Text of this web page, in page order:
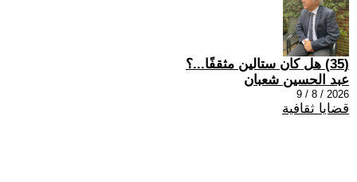
(35) هل كان ستالين مثقفًا...؟
عبد الحسين شعبان
2026 / 8 / 9
قضايا ثقافية